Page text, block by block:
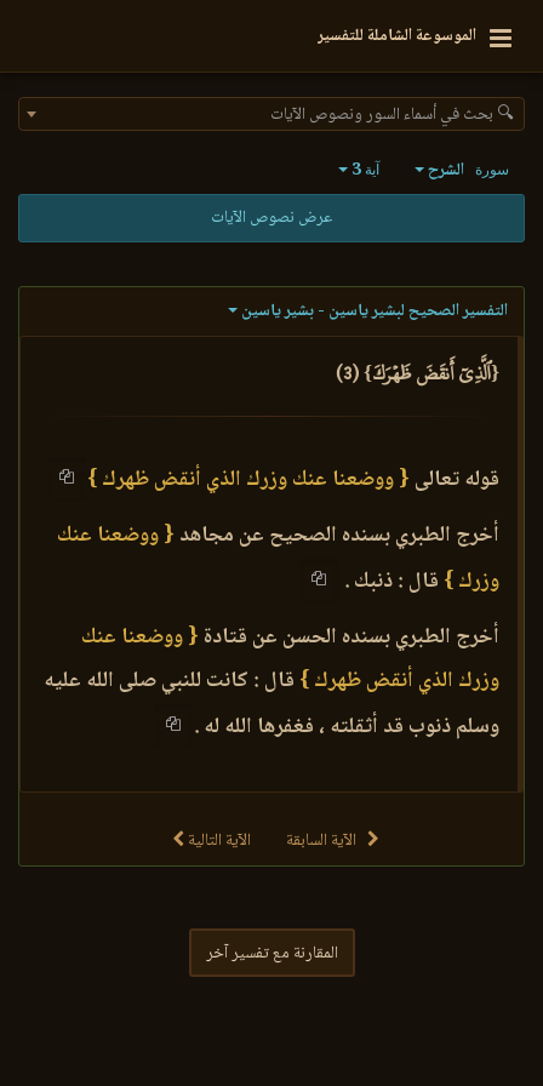
الموسوعة الشاملة للتفسير
🔍 بحث في أسماء السور ونصوص الآيات
سورة الشرح آية 3
عرض نصوص الآيات
التفسير الصحيح لبشير ياسين - بشير ياسين
{ٱلَّذِيٓ أَنقَضَ ظَهۡرَكَ} (3)
قوله تعالى { ووضعنا عنك وزرك الذي أنقض ظهرك }
أخرج الطبري بسنده الصحيح عن مجاهد { ووضعنا عنك
وزرك } قال : ذنبك .
أخرج الطبري بسنده الحسن عن قتادة { ووضعنا عنك
وزرك الذي أنقض ظهرك } قال : كانت للنبي صلى الله عليه
وسلم ذنوب قد أثقلته ، فغفرها الله له .
الآية السابقة الآية التالية
المقارنة مع تفسير آخر